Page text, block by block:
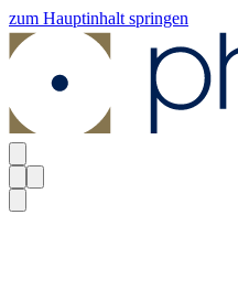
zum Hauptinhalt springen